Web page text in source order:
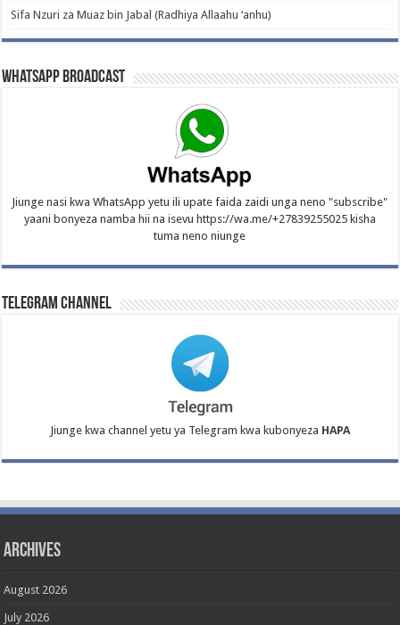
Sifa Nzuri za Muaz bin Jabal (Radhiya Allaahu ‘anhu)
WhatsApp Broadcast
Jiunge nasi kwa WhatsApp yetu ili upate faida zaidi unga neno "subscribe"
yaani bonyeza namba hii na isevu https://wa.me/+27839255025 kisha
tuma neno niunge
Telegram Channel
Jiunge kwa channel yetu ya Telegram kwa kubonyeza HAPA
Archives
August 2026
July 2026